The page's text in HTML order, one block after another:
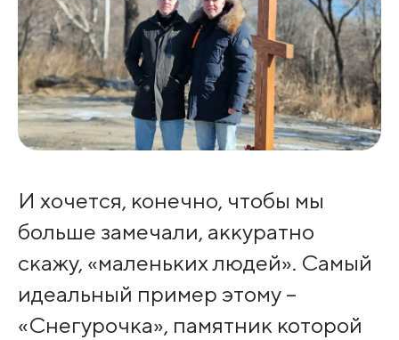
И хочется, конечно, чтобы мы
больше замечали, аккуратно
скажу, «маленьких людей». Самый
идеальный пример этому –
«Снегурочка», памятник которой